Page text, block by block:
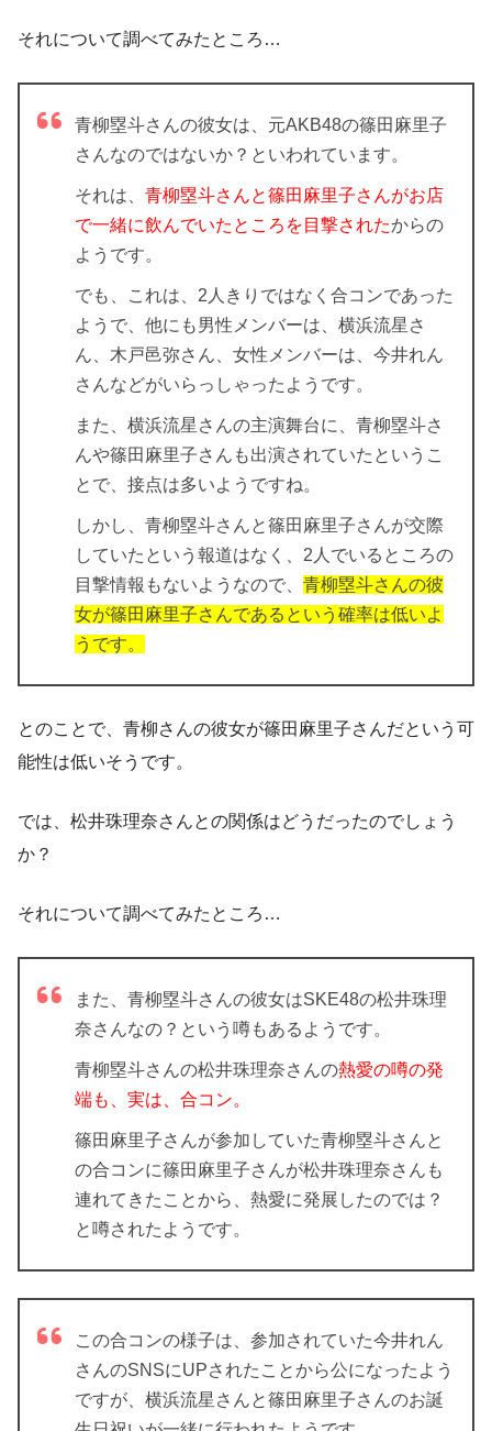
それについて調べてみたところ…
青柳塁斗さんの彼女は、元AKB48の篠田麻里子
さんなのではないか？といわれています。
それは、 青柳塁斗さんと篠田麻里子さんがお店
で一緒に飲んでいたところを目撃されたからの
ようです。
でも、これは、2人きりではなく合コンであった
ようで、他にも男性メンバーは、横浜流星さ
ん、木戸邑弥さん、女性メンバーは、今井れん
さんなどがいらっしゃったようです。
また、横浜流星さんの主演舞台に、青柳塁斗さ
んや篠田麻里子さんも出演されていたというこ
とで、接点は多いようですね。
しかし、青柳塁斗さんと篠田麻里子さんが交際
していたという報道はなく、2人でいるところの
目撃情報もないようなので、 青柳塁斗さんの彼
女が篠田麻里子さんであるという確率は低いよ
うです。
とのことで、青柳さんの彼女が篠田麻里子さんだという可
能性は低いそうです。
では、松井珠理奈さんとの関係はどうだったのでしょう
か？
それについて調べてみたところ…
また、青柳塁斗さんの彼女はSKE48の松井珠理
奈さんなの？という噂もあるようです。
青柳塁斗さんの松井珠理奈さんの熱愛の噂の発
端も、実は、合コン。
篠田麻里子さんが参加していた青柳塁斗さんと
の合コンに篠田麻里子さんが松井珠理奈さんも
連れてきたことから、熱愛に発展したのでは？
と噂されたようです。
この合コンの様子は、参加されていた今井れん
さんのSNSにUPされたことから公になったよう
ですが、横浜流星さんと篠田麻里子さんのお誕